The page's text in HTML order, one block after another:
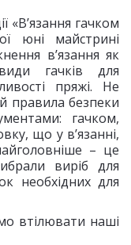
«В’язання гачком
юні майстрині
в’язання як
гачків для
пряжі. Не
правила безпеки
гачком,
що у в’язанні,
– це
виріб для
необхідних для
втілювати наші